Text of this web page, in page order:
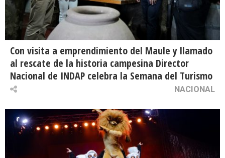
Con visita a emprendimiento del Maule y llamado
al rescate de la historia campesina Director
Nacional de INDAP celebra la Semana del Turismo
NACIONAL